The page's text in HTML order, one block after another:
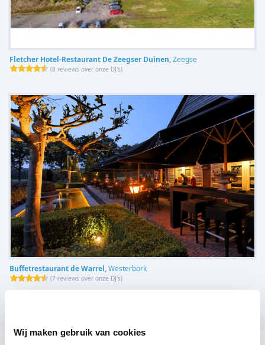
Wij maken gebruik van cookies
Fletcher Hotel-Restaurant De Zeegser Duinen,Zeegse
(8 reviews over onze DJ's)
Buffetrestaurant de Warrel,Westerbork
(7 reviews over onze DJ's)